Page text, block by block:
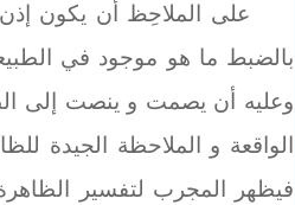
على الملاحِظ أن يكون إذن
بالضبط ما هو موجود في
وعليه أن يصمت و ينصت إلى
الواقعة و الملاحظة الجيدة
فيظهر المجرب لتفسير